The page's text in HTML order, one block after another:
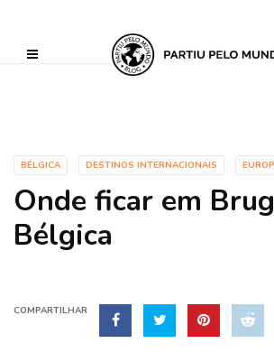
('AI_CONTENT_MARKER_NO_GET_SIDEBAR',
BÉLGICA DESTINOS INTERNACIONAIS
Onde ficar em
Bélgica
COMPARTILHAR